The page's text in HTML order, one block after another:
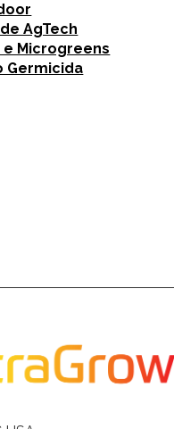
AgTech
Microgreens
Germicida